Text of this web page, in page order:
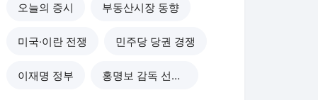
오늘의 증시 부동산시장 동향
미국·이란 전쟁 민주당 당권 경쟁
이재명 정부 홍명보 감독 선임 논란